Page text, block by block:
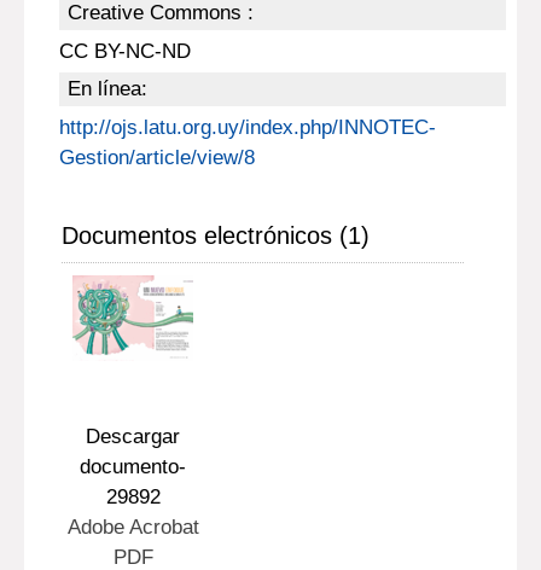
Creative Commons :
CC BY-NC-ND
En línea:
http://ojs.latu.org.uy/index.php/INNOTEC-
Gestion/article/view/8
Documentos electrónicos (1)
Descargar
documento-
29892
Adobe Acrobat
PDF